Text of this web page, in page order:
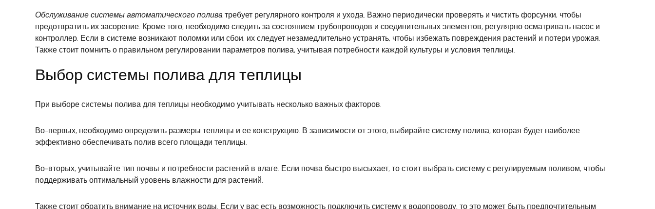
Обслуживание системы автоматического полива требует регулярного контроля и ухода. Важно периодически проверять и чистить форсунки, чтобы
предотвратить их засорение. Кроме того, необходимо следить за состоянием трубопроводов и соединительных элементов, регулярно осматривать насос и
контроллер. Если в системе возникают поломки или сбои, их следует незамедлительно устранять, чтобы избежать повреждения растений и потери урожая.
Также стоит помнить о правильном регулировании параметров полива, учитывая потребности каждой культуры и условия теплицы.
Выбор системы полива для теплицы
При выборе системы полива для теплицы необходимо учитывать несколько важных факторов.
Во-первых, необходимо определить размеры теплицы и ее конструкцию. В зависимости от этого, выбирайте систему полива, которая будет наиболее
эффективно обеспечивать полив всего площади теплицы.
Во-вторых, учитывайте тип почвы и потребности растений в влаге. Если почва быстро высыхает, то стоит выбрать систему с регулируемым поливом, чтобы
поддерживать оптимальный уровень влажности для растений.
Также стоит обратить внимание на источник воды. Если у вас есть возможность подключить систему к водопроводу, то это может быть предпочтительным